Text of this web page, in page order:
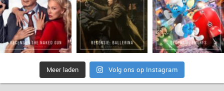
Meer laden Volg ons op Instagram